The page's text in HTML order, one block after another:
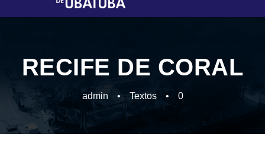
RECIFE DE CORAL
admin • Textos • 0